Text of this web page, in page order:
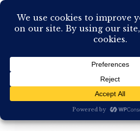
Skip
content